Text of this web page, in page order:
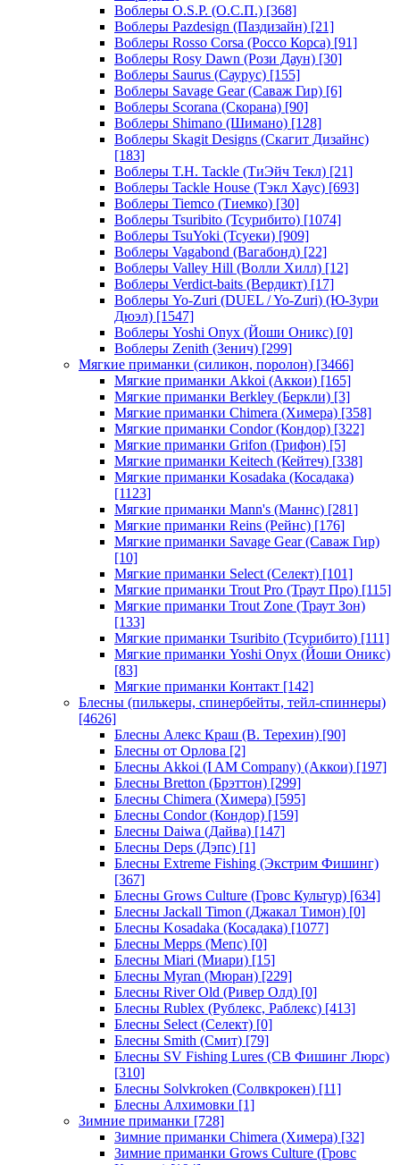
Воблеры O.S.P. (О.С.П.) [368]
Воблеры Pazdesign (Паздизайн) [21]
Воблеры Rosso Corsa (Россо Корса) [91]
Воблеры Rosy Dawn (Рози Даун) [30]
Воблеры Saurus (Саурус) [155]
Воблеры Savage Gear (Саваж Гир) [6]
Воблеры Scorana (Скорана) [90]
Воблеры Shimano (Шимано) [128]
Воблеры Skagit Designs (Скагит Дизайнс)
[183]
Воблеры T.H. Tackle (ТиЭйч Текл) [21]
Воблеры Tackle House (Тэкл Хаус) [693]
Воблеры Tiemco (Тиемко) [30]
Воблеры Tsuribito (Тсурибито) [1074]
Воблеры TsuYoki (Тсуеки) [909]
Воблеры Vagabond (Вагабонд) [22]
Воблеры Valley Hill (Волли Хилл) [12]
Воблеры Verdict-baits (Вердикт) [17]
Воблеры Yo-Zuri (DUEL / Yo-Zuri) (Ю-Зури
Дюэл) [1547]
Воблеры Yoshi Onyx (Йоши Оникс) [0]
Воблеры Zenith (Зенич) [299]
Мягкие приманки (силикон, поролон) [3466]
Мягкие приманки Akkoi (Аккои) [165]
Мягкие приманки Berkley (Беркли) [3]
Мягкие приманки Chimera (Химера) [358]
Мягкие приманки Condor (Кондор) [322]
Мягкие приманки Grifon (Грифон) [5]
Мягкие приманки Keitech (Кейтеч) [338]
Мягкие приманки Kosadaka (Косадака)
[1123]
Мягкие приманки Mann's (Маннс) [281]
Мягкие приманки Reins (Рейнс) [176]
Мягкие приманки Savage Gear (Саваж Гир)
[10]
Мягкие приманки Select (Селект) [101]
Мягкие приманки Trout Pro (Траут Про) [115]
Мягкие приманки Trout Zone (Траут Зон)
[133]
Мягкие приманки Tsuribito (Тсурибито) [111]
Мягкие приманки Yoshi Onyx (Йоши Оникс)
[83]
Мягкие приманки Контакт [142]
Блесны (пилькеры, спинербейты, тейл-спиннеры)
[4626]
Блесны Алекс Краш (В. Терехин) [90]
Блесны от Орлова [2]
Блесны Akkoi (I AM Company) (Аккои) [197]
Блесны Bretton (Брэттон) [299]
Блесны Chimera (Химера) [595]
Блесны Condor (Кондор) [159]
Блесны Daiwa (Дайва) [147]
Блесны Deps (Дэпс) [1]
Блесны Extreme Fishing (Экстрим Фишинг)
[367]
Блесны Grows Culture (Гровс Культур) [634]
Блесны Jackall Timon (Джакал Тимон) [0]
Блесны Kosadaka (Косадака) [1077]
Блесны Mepps (Мепс) [0]
Блесны Miari (Миари) [15]
Блесны Myran (Мюран) [229]
Блесны River Old (Ривер Олд) [0]
Блесны Rublex (Рублекс, Раблекс) [413]
Блесны Select (Селект) [0]
Блесны Smith (Смит) [79]
Блесны SV Fishing Lures (СВ Фишинг Люрс)
[310]
Блесны Solvkroken (Солвкрокен) [11]
Блесны Алхимовки [1]
Зимние приманки [728]
Зимние приманки Chimera (Химера) [32]
Зимние приманки Grows Culture (Гровс